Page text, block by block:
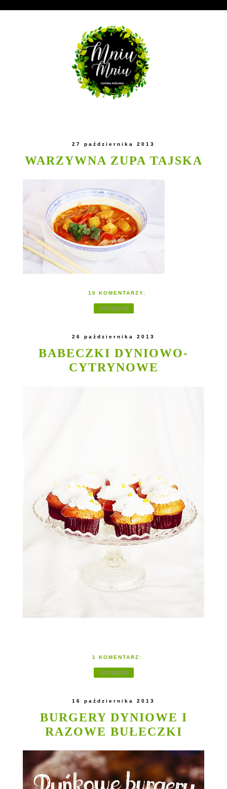
27 października 2013
WARZYWNA ZUPA TAJSKA
10 KOMENTARZY:
Udostępnij
26 października 2013
BABECZKI DYNIOWO-
CYTRYNOWE
1 KOMENTARZ:
Udostępnij
16 października 2013
BURGERY DYNIOWE I
RAZOWE BUŁECZKI